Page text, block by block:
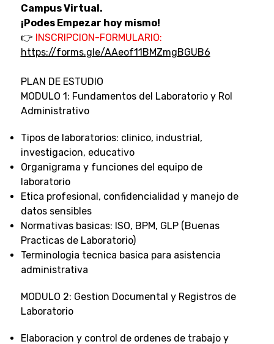
Campus Virtual.
¡Podes Empezar hoy mismo!
👉 INSCRIPCION-FORMULARIO:
https://forms.gle/AAeof11BMZmgBGUB6
PLAN DE ESTUDIO
MODULO 1: Fundamentos del Laboratorio y Rol
Administrativo
Tipos de laboratorios: clinico, industrial,
investigacion, educativo
Organigrama y funciones del equipo de
laboratorio
Etica profesional, confidencialidad y manejo de
datos sensibles
Normativas basicas: ISO, BPM, GLP (Buenas
Practicas de Laboratorio)
Terminologia tecnica basica para asistencia
administrativa
MODULO 2: Gestion Documental y Registros de
Laboratorio
Elaboracion y control de ordenes de trabajo y